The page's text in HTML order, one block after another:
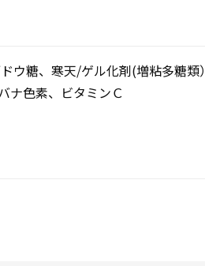
ウ糖、寒天/ゲル化剤(増粘多糖類
ナ色素、ビタミンＣ